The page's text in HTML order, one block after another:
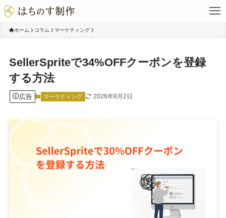
ホーム コラム マーケティング
SellerSpriteで34%OFFクーポンを登録
する方法
広告 マーケティング 2026年8月2日